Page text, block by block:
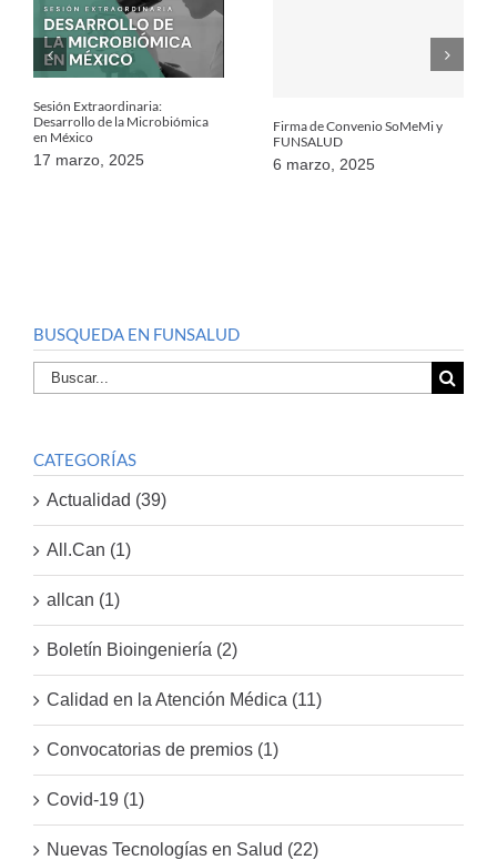
Sesión Extraordinaria:
Desarrollo de la Microbiómica
en México
17 marzo, 2025
Firma de Convenio SoMeMi y
FUNSALUD
6 marzo, 2025
BUSQUEDA EN FUNSALUD
Buscar
por:
CATEGORÍAS
Actualidad (39)
All.Can (1)
allcan (1)
Boletín Bioingeniería (2)
Calidad en la Atención Médica (11)
Convocatorias de premios (1)
Covid-19 (1)
Nuevas Tecnologías en Salud (22)